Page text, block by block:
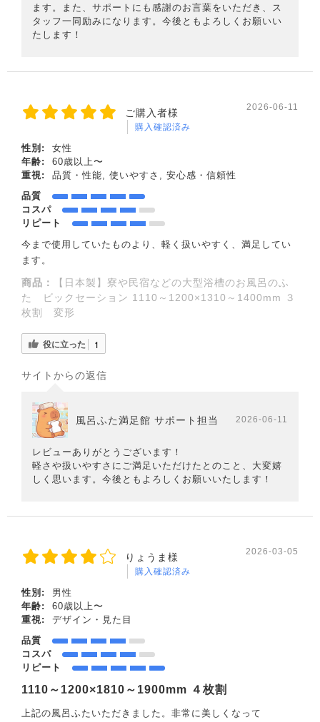
ます。また、サポートにも感謝のお言葉をいただき、ス
タッフ一同励みになります。今後ともよろしくお願いい
たします！
ご購入者様
購入確認済み
2026-06-11
性別:
女性
年齢:
60歳以上〜
重視:
品質・性能, 使いやすさ, 安心感・信頼性
品質
コスパ
リピート
今まで使用していたものより、軽く扱いやすく、満足してい
ます。
商品：
【日本製】寮や民宿などの大型浴槽のお風呂のふ
た ビックセーション 1110～1200×1310～1400mm ３
枚割 変形
役に立った 1
サイトからの返信
風呂ふた満足館 サポート担当 2026-06-11
レビューありがとうございます！
軽さや扱いやすさにご満足いただけたとのこと、大変嬉
しく思います。今後ともよろしくお願いいたします！
りょうま様
購入確認済み
2026-03-05
性別:
男性
年齢:
60歳以上〜
重視:
デザイン・見た目
品質
コスパ
リピート
1110～1200×1810～1900mm ４枚割
上記の風呂ふたいただきました。非常に美しくなって